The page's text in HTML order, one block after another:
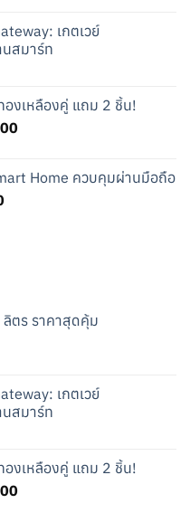
เกตเวย์
สมาร์ท
องเหลืองคู่ แถม 2 ชิ้น!
Current
฿1,499.00.
Home ควบคุมผ่านมือถือ
Current
ตร ราคาสุดคุ้ม
เกตเวย์
สมาร์ท
องเหลืองคู่ แถม 2 ชิ้น!
Current